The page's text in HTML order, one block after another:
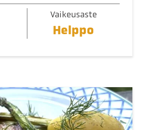
Vaikeusaste
Helppo